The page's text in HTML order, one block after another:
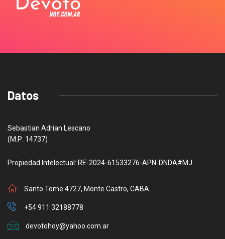
Datos
Sebastian Adrian Lescano
(M.P: 14737)
Propiedad Intelectual: RE-2024-61533276-APN-DNDA#MJ
Santo Tome 4727, Monte Castro, CABA
+54 911 32188778
devotohoy@yahoo.com.ar